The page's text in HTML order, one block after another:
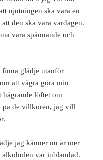
njutningen ska vara en
den ska vara vardagen.
vara spännande och
glädje utanför
att vägra göra min
hägrande löftet om
på de villkoren, jag vill
jag känner nu är mer
var inblandad.